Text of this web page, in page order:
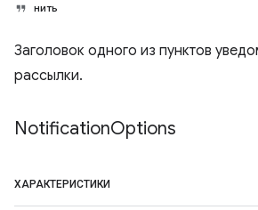
нить
Заголовок одного из пунктов
рассылки.
NotificationOptions
ХАРАКТЕРИСТИКИ